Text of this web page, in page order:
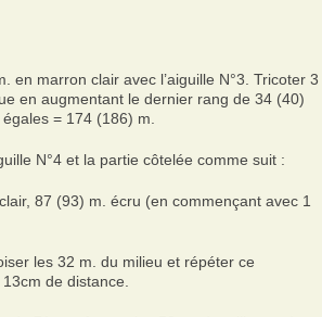
en marron clair avec l’aiguille N°3. Tricoter 3
en augmentant le dernier rang de 34 (40)
= 174 (186) m.
N°4 et la partie côtelée comme suit :
87 (93) m. écru (en commençant avec 1
les 32 m. du milieu et répéter ce
de distance.